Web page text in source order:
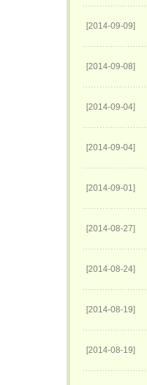
[2014-09-09]
[2014-09-08]
[2014-09-04]
[2014-09-04]
[2014-09-01]
[2014-08-27]
[2014-08-24]
[2014-08-19]
[2014-08-19]